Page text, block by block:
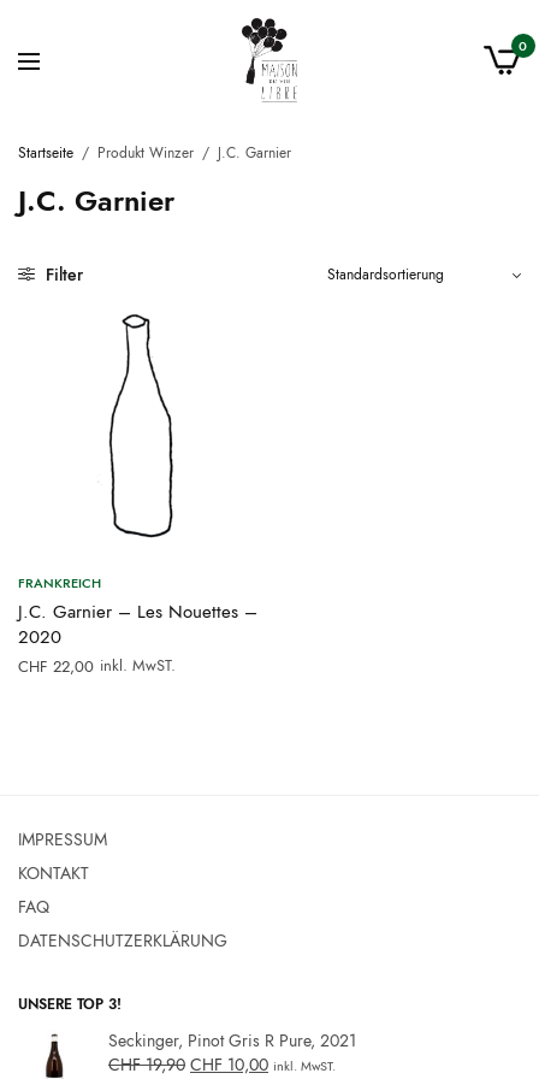
0
Startseite / Produkt Winzer / J.C. Garnier
J.C. Garnier
Filter
FRANKREICH
J.C. Garnier – Les Nouettes –
2020
CHF 22,00 inkl. MwST.
IMPRESSUM
KONTAKT
FAQ
DATENSCHUTZERKLÄRUNG
UNSERE TOP 3!
Seckinger, Pinot Gris R Pure, 2021
CHF19,90 CHF 10,00 inkl. MwST.